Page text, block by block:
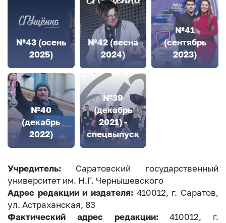
№43 (осень
2025)
№42 (весна
2024)
№41
(сентябрь
2023)
№40
(декабрь
2022)
№39
(декабрь
2021) -
спецвыпуск
Учредитель: Саратовский государственный
университет им. Н.Г. Чернышевского
Адрес редакции и издателя: 410012, г. Саратов,
ул. Астраханская, 83
Фактический адрес редакции:410012, г.